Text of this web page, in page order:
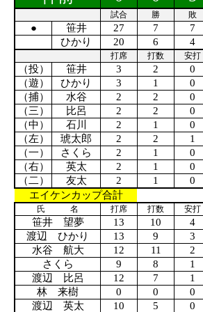
試合 勝 敗
● 笹井 27 7 7
ひかり
20 6 4
打席 打数 安打
（投） 笹井 3 2 0
（遊）
ひかり 3 1 0
（捕）
水谷 2 2 0
（三）
比呂 2 2 0
（中）
石川 2 1 0
（左）
琥太郎 2 2 1
（一）
さくら 2 1 0
（右）
英太 2 1 0
（二）
友太 2 1 0
エイケンカップ合計
氏 名 打席 打数 安打
笹井 望夢 13 10 4
渡辺 ひかり
13 9 3
水谷 航大
12 11 2
さくら
9 8 1
渡辺 比呂
12 7 1
林 来樹
0 0 0
渡辺 英太
10 5 0